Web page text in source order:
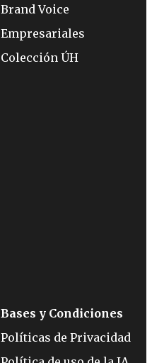
Brand Voice
Empresariales
Colección ÚH
Bases y Condiciones
Políticas de Privacidad